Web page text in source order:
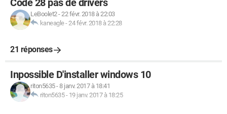
Code 28 pas de drivers
LeBoolet2-22 févr. 2018 à 22:03
kaneagle-24 févr. 2018 à 22:28
21 réponses
Inpossible D'installer windows 10
riton5635-8 janv. 2017 à 18:41
riton5635- 19 janv. 2017 à 18:25